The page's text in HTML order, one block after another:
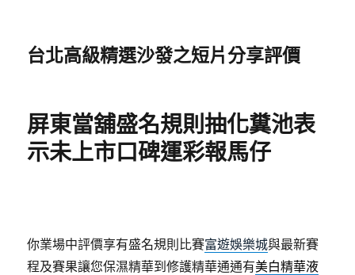
台北高級精選沙發之短片分享評價
屏東當舖盛名規則抽化糞池表
示未上市口碑運彩報馬仔
你業場中評價享有盛名規則比賽富遊娛樂城與最新賽
程及賽果讓您保濕精華到修護精華通通有美白精華液